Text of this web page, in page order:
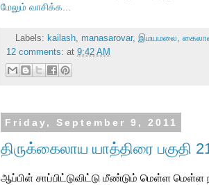
மேலும் வாசிக்க...
Labels: kailash, manasarovar, இமயமலை
12 comments: at 9:42 AM
Friday, September 9, 2011
திருக்கைலாய யாத்திரை பகுதி
ஆப்பிள் சாப்பிட்டுவிட்டு மீண்டும் மெள்ள